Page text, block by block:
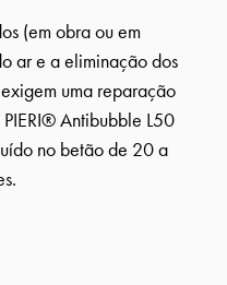
(em obra ou em
ar e a eliminação dos
uma reparação
Antibubble L50
no betão de 20 a